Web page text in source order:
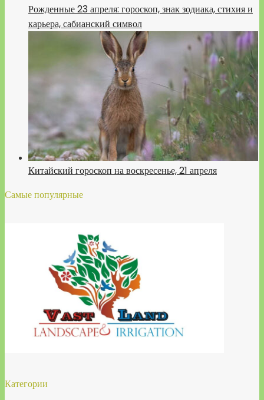
Рожденные 23 апреля: гороскоп, знак зодиака, стихия и
карьера, сабианский символ
Китайский гороскоп на воскресенье, 21 апреля
Самые популярные
Категории